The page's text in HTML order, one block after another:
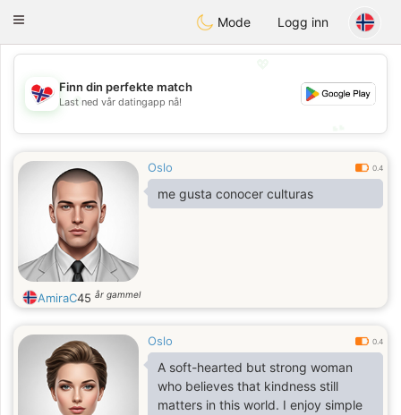
EkteNordmenn
Toggle
Mode Logg inn
💖
💕
Finn din perfekte match
Last ned vår datingapp nå!
Oslo 0.4
me gusta conocer culturas
AmiraC45 år gammel
Oslo 0.4
A soft-hearted but strong woman
who believes that kindness still
matters in this world. I enjoy simple